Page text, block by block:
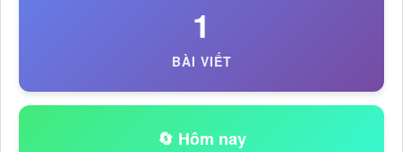
1
BÀI VIẾT
🔄 Hôm nay